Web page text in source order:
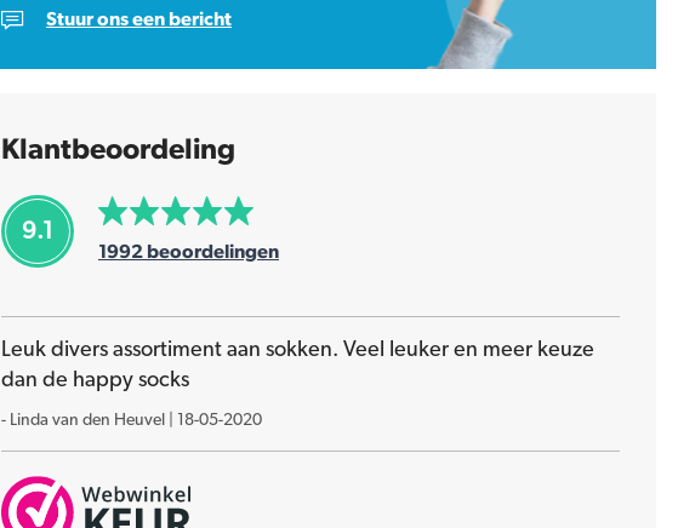
Stuur ons een bericht
Klantbeoordeling
9.1
1992 beoordelingen
Leuk divers assortiment aan sokken. Veel leuker en meer keuze
dan de happy socks
- Linda van den Heuvel 18-05-2020